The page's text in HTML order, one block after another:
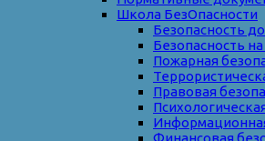
Школа БезОпасности
Безопасность
Безопасность
Пожарная
Правовая